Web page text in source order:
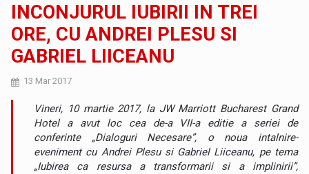
INCONJURUL IUBIRII IN TREI
ORE, CU ANDREI PLESU SI
GABRIEL LIICEANU
13 Mar 2017
Vineri, 10 martie 2017, la JW Marriott Bucharest Grand
Hotel a avut loc cea de-a VII-a editie a seriei de
conferinte „Dialoguri Necesare”, o noua intalnire-
eveniment cu Andrei Plesu si Gabriel Liiceanu, pe tema
„Iubirea ca resursa a transformarii si a implinirii”,